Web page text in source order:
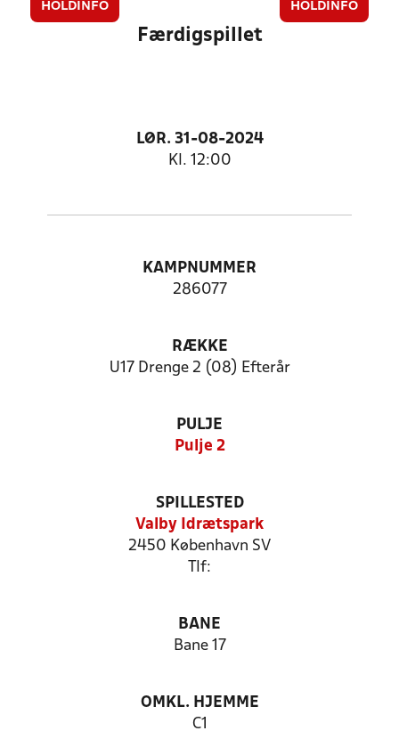
HOLDINFO HOLDINFO
Færdigspillet
LØR. 31-08-2024
Kl. 12:00
KAMPNUMMER
286077
RÆKKE
U17 Drenge 2 (08) Efterår
PULJE
Pulje 2
SPILLESTED
Valby Idrætspark
2450 København SV
Tlf:
BANE
Bane 17
OMKL. HJEMME
C1